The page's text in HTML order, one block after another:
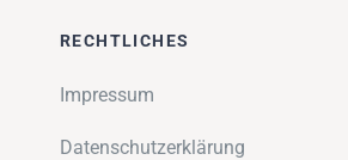
RECHTLICHES
Impressum
Datenschutzerklärung